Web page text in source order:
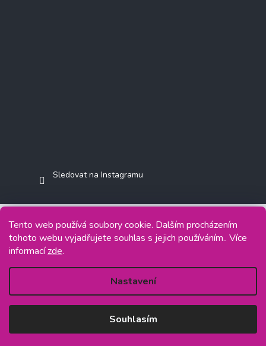
Tento web používá soubory cookie. Dalším procházením
tohoto webu vyjadřujete souhlas s jejich používáním.. Více
informacízde.
Nastavení
Souhlasím
Sledovat na Instagramu
Copyright 2026Jasminkashop.cz. Všechna práva vyhrazena.
Vytvořil Shoptet